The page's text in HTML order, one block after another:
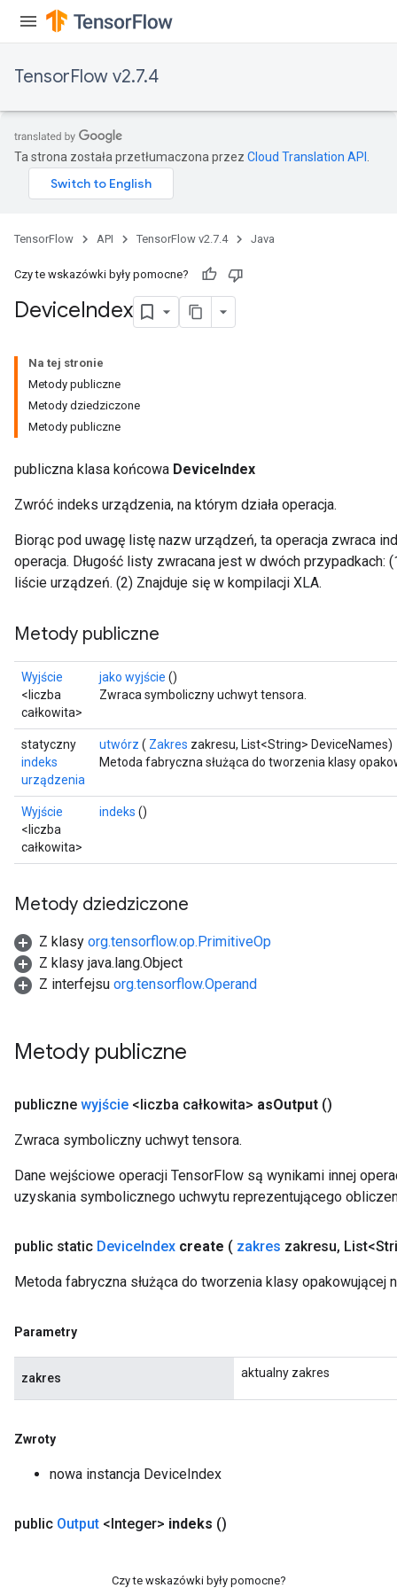
TensorFlow v2.7.4
Ta strona została przetłumaczona przez Cloud Translation API
TensorFlow API TensorFlow v2.7.4 Java
Czy te wskazówki były pomocne?
DeviceIndex
Na tej stronie
Metody publiczne
Metody dziedziczone
Metody publiczne
publiczna klasa końcowa DeviceIndex
Zwróć indeks urządzenia, na którym działa operacja.
Biorąc pod uwagę listę nazw urządzeń, ta operacja zwraca
operacja. Długość listy zwracana jest w dwóch przypadkach:
liście urządzeń. (2) Znajduje się w kompilacji XLA.
Metody publiczne
Wyjście
<liczba
całkowita>
jako wyjście ()
Zwraca symboliczny uchwyt tensora.
statyczny
indeks
urządzenia
utwórz ( Zakres zakresu, List<String> DeviceNames)
Metoda fabryczna służąca do tworzenia klasy
Wyjście
<liczba
całkowita>
indeks ()
Metody dziedziczone
Z klasy org.tensorflow.op.PrimitiveOp
Z klasy java.lang.Object
Z interfejsu org.tensorflow.Operand
Metody publiczne
publiczne wyjście <liczba całkowita> asOutput ()
Zwraca symboliczny uchwyt tensora.
Dane wejściowe operacji TensorFlow są wynikami innej
uzyskania symbolicznego uchwytu reprezentującego
public static DeviceIndex create ( zakres zakresu,
Metoda fabryczna służąca do tworzenia klasy opakowującej
Parametry
zakres aktualny zakres
Zwroty
nowa instancja DeviceIndex
public Output <Integer> indeks ()
Czy te wskazówki były pomocne?